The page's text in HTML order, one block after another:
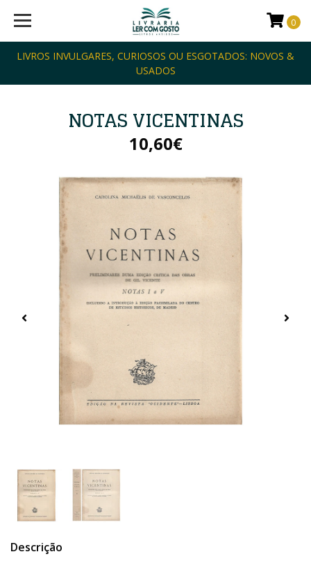
LIVROS INVULGARES, CURIOSOS OU ESGOTADOS: NOVOS &
USADOS
0
NOTAS VICENTINAS
10,60€
Descrição